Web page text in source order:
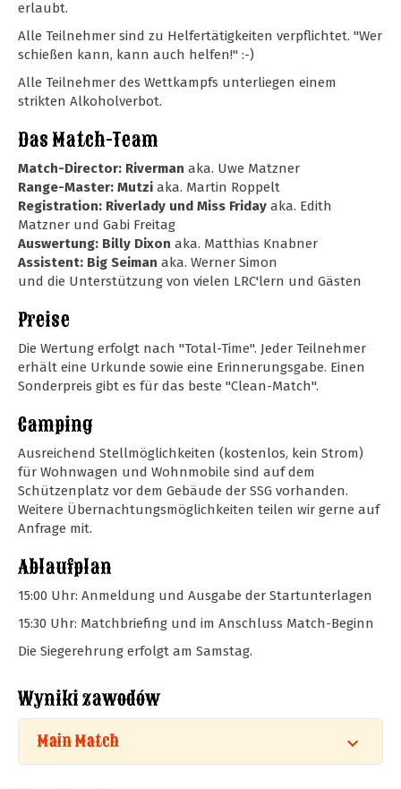
erlaubt.
Alle Teilnehmer sind zu Helfertätigkeiten verpflichtet. "Wer
schießen kann, kann auch helfen!" :-)
Alle Teilnehmer des Wettkampfs unterliegen einem
strikten Alkoholverbot.
Das Match-Team
Match-Director: Riverman aka. Uwe Matzner
Range-Master: Mutzi aka. Martin Roppelt
Registration: Riverlady und Miss Friday aka. Edith
Matzner und Gabi Freitag
Auswertung: Billy Dixon aka. Matthias Knabner
Assistent: Big Seiman aka. Werner Simon
und die Unterstützung von vielen LRC'lern und Gästen
Preise
Die Wertung erfolgt nach "Total-Time". Jeder Teilnehmer
erhält eine Urkunde sowie eine Erinnerungsgabe. Einen
Sonderpreis gibt es für das beste "Clean-Match".
Camping
Ausreichend Stellmöglichkeiten (kostenlos, kein Strom)
für Wohnwagen und Wohnmobile sind auf dem
Schützenplatz vor dem Gebäude der SSG vorhanden.
Weitere Übernachtungsmöglichkeiten teilen wir gerne auf
Anfrage mit.
Ablaufplan
15:00 Uhr: Anmeldung und Ausgabe der Startunterlagen
15:30 Uhr: Matchbriefing und im Anschluss Match-Beginn
Die Siegerehrung erfolgt am Samstag.
Wyniki zawodów
Main Match